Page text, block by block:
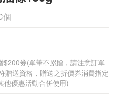
個
$200券(單筆不累贈，請注意訂單
贈送資格，贈送之折價券消費指定
他優惠活動合併使用)